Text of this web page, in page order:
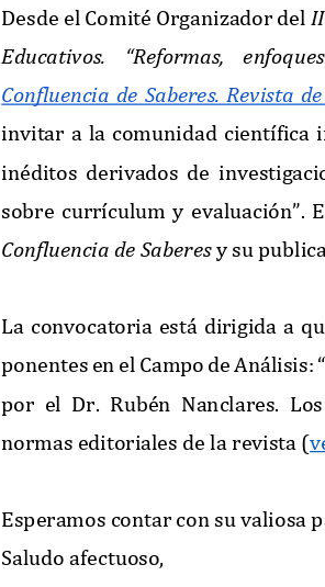
Desde el Comité Organizador del
Educativos.  “Reformas,
Confluencia  de  Saberes.  Revista
invitar  a  la  comunidad  científica
inéditos derivados de
sobre  currículum  y  evaluación”.
Confluencia de Saberes y su
La  convocatoria  está  dirigida  a
ponentes en el Campo de Análisis:
por  el Dr. Rubén  Nanclares .
normas editoriales de la revista (
Esperamos contar con su valiosa
Saludo afectuoso,